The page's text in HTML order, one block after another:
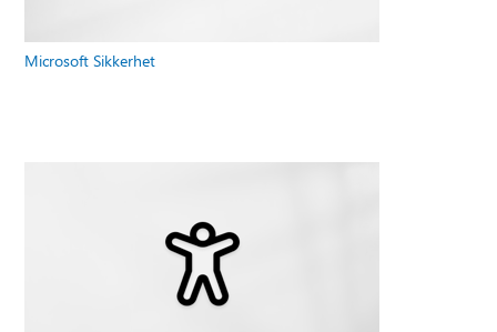
Microsoft Sikkerhet